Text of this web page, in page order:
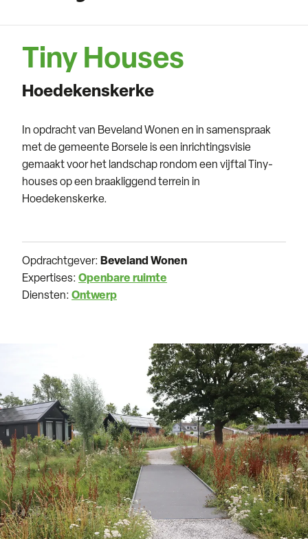
Tiny Houses
Hoedekenskerke
In opdracht van Beveland Wonen en in samenspraak
met de gemeente Borsele is een inrichtingsvisie
gemaakt voor het landschap rondom een vijftal Tiny-
houses op een braakliggend terrein in
Hoedekenskerke.
Opdrachtgever: Beveland Wonen
Expertises: Openbare ruimte
Diensten: Ontwerp